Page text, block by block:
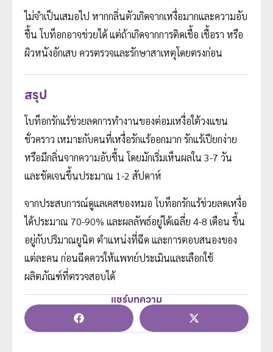
ไม่จำเป็นเสมอไป หากกลิ่นตัวเกิดจากเหงื่อมากและความอับ
ชื้น โบท็อกอาจช่วยได้ แต่ถ้าเกิดจากการติดเชื้อ เชื้อรา หรือ
ผิวหนังอักเสบ ควรตรวจและรักษาสาเหตุโดยตรงก่อน
สรุป
โบท็อกรักแร้ช่วยลดการทำงานของต่อมเหงื่อใต้วงแขน
ชั่วคราว เหมาะกับคนที่เหงื่อรักแร้ออกมาก รักแร้เปียกง่าย
หรือมีกลิ่นจากความอับชื้น โดยมักเริ่มเห็นผลใน 3-7 วัน
และชัดเจนขึ้นประมาณ 1-2 สัปดาห์
จากประสบการณ์ดูแลเคสของหมอ โบท็อกรักแร้ช่วยลดเหงื่อ
ได้ประมาณ 70-90% และผลลัพธ์อยู่ได้เฉลี่ย 4-8 เดือน ขึ้น
อยู่กับปริมาณยูนิต ตำแหน่งที่ฉีด และการตอบสนองของ
แต่ละคน ก่อนฉีดควรให้แพทย์ประเมินและเลือกใช้
ผลิตภัณฑ์ที่ตรวจสอบได้
แชร์บทความ